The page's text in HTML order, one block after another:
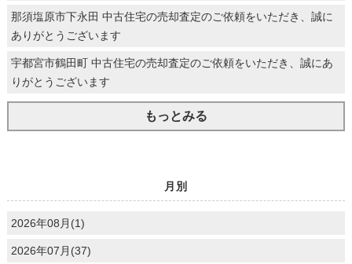
那須塩原市下永田 中古住宅の売却査定のご依頼をいただき、誠に
ありがとうございます
宇都宮市鶴田町 中古住宅の売却査定のご依頼をいただき、誠にあ
りがとうございます
もっとみる
月別
2026年08月(1)
2026年07月(37)